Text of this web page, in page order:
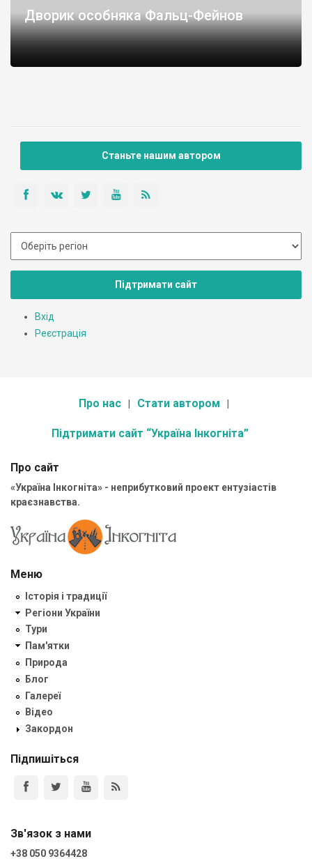
Дворик особняка Фальц-Фейнов
С левой стороны дворика само здание особняка. Надстроен
третий этаж, сделан балкон.
Слева в углу - отдельный выход во двор.
Станьте нашим автором
Підтримати сайт
Вхід
Реєстрація
Про нас Стати автором
Підтримати сайт “Україна Інкогніта”
Про сайт
«Україна Інкогніта» - неприбутковий проект ентузіастів
краєзнавства.
Меню
Історія і традиції
Регіони України
Тури
Пам'ятки
Природа
Блог
Галереї
Відео
Закордон
Підпишіться
Зв'язок з нами
+38 050 9364428